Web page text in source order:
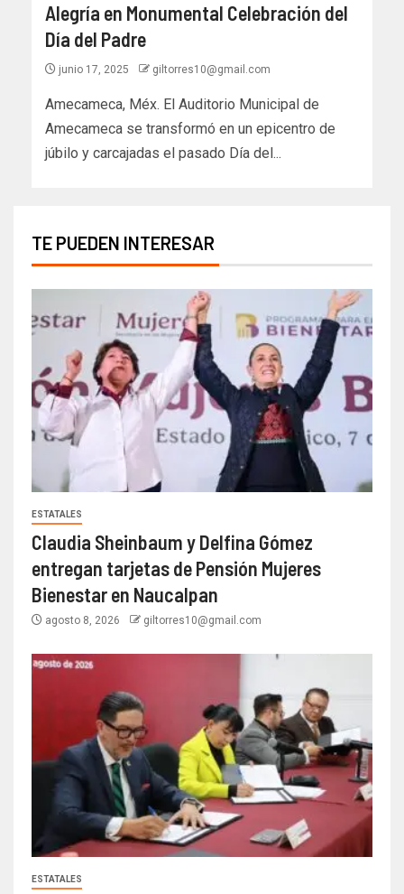
Alegría en Monumental Celebración del
Día del Padre
junio 17, 2025 giltorres10@gmail.com
Amecameca, Méx. El Auditorio Municipal de
Amecameca se transformó en un epicentro de
júbilo y carcajadas el pasado Día del...
TE PUEDEN INTERESAR
ESTATALES
Claudia Sheinbaum y Delfina Gómez
entregan tarjetas de Pensión Mujeres
Bienestar en Naucalpan
agosto 8, 2026 giltorres10@gmail.com
ESTATALES